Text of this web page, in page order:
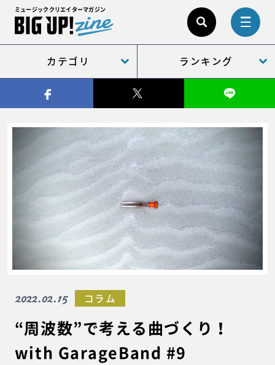
ミュージッククリエイターマガジン
カテゴリ ランキング
“周波数”で考える曲づくり！
with GarageBand #9
2022.02.15 コラム